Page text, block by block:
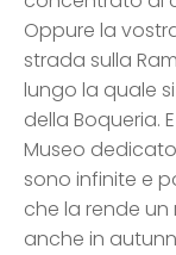
Oppure la
strada sulla
lungo la quale
della Boqueria.
Museo
sono infinite e
che la rende
anche in